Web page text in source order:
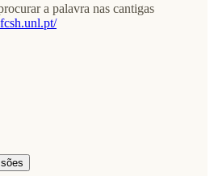
a palavra nas cantigas